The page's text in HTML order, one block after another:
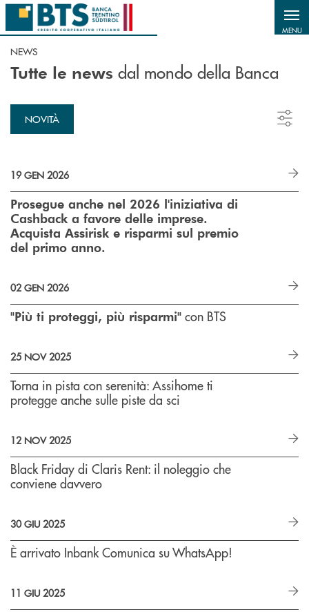
Salta al contenuto principale
MENU
NEWS
Tutte le news dal mondo della Banca
NOVITÀ
19 GEN 2026
Prosegue anche nel 2026 l'iniziativa di
Cashback a favore delle imprese.
Acquista Assirisk e risparmi sul premio
del primo anno.
02 GEN 2026
"Più ti proteggi, più risparmi" con BTS
25 NOV 2025
Torna in pista con serenità: Assihome ti
protegge anche sulle piste da sci
12 NOV 2025
Black Friday di Claris Rent: il noleggio che
conviene davvero
30 GIU 2025
È arrivato Inbank Comunica su WhatsApp!
11 GIU 2025